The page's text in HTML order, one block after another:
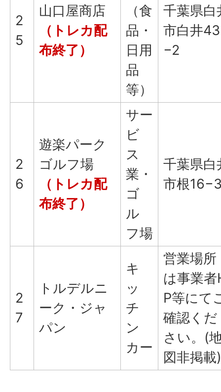
2
5
山口屋商店
（トレカ配
布終了）
（食
品・
日用
品
等）
千葉県白
市白井
−2
2
6
遊楽パーク
ゴルフ場
（トレカ配
布終了）
サー
ビ
ス
業・
ゴ
ル
フ場
千葉県白
市根
2
7
トルデルニ
ーク・ジャ
パン
キ
ッ
チ
ン
カー
営業場所
は事業者
P等にて
確認くだ
さい。(
図非掲載)